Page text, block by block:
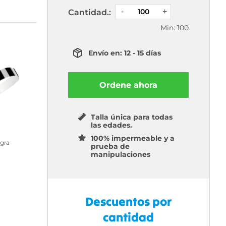
Cantidad.:
Min: 100
Envío en: 12 - 15 días
Ordene ahora
Talla única para todas
las edades.
100% impermeable y a
prueba de
manipulaciones
Descuentos por
cantidad